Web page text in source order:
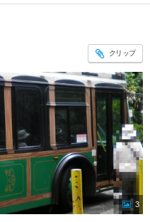
クリップ
3